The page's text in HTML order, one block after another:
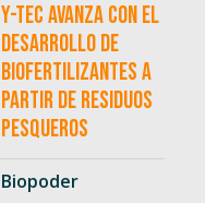
Y-TEC avanza con el
desarrollo de
biofertilizantes a
partir de residuos
pesqueros
Biopoder